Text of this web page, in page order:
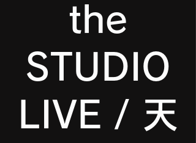
the
STUDIO
LIVE / 天